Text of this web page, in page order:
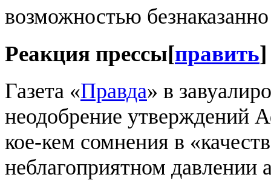
возможностью
Реакция прессы[править]
Газета «Правда» в
неодобрение утверждений
кое-кем сомнения в
неблагоприятном давлении